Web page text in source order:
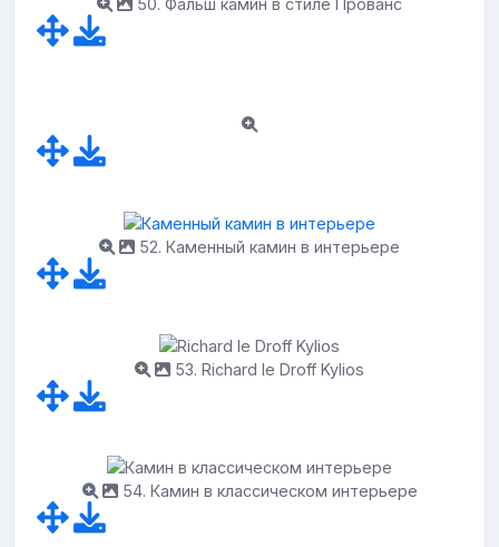
50. Фальш камин в стиле Прованс
52. Каменный камин в интерьере
53. Richard le Droff Kylios
54. Камин в классическом интерьере